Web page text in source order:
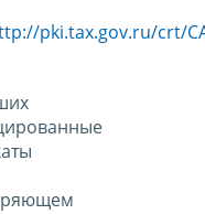
pki.tax.gov.ru/crt/